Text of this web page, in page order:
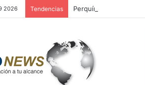
2026 Tendencias Perquín vivió su